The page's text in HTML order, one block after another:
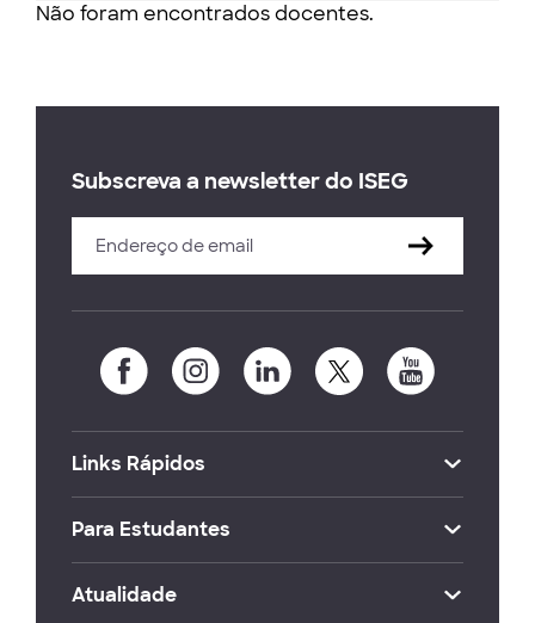
Não foram encontrados docentes.
Subscreva a newsletter do ISEG
Links Rápidos
Para Estudantes
Atualidade